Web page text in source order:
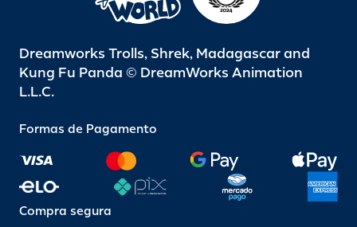
Dreamworks Trolls, Shrek, Madagascar and
Kung Fu Panda © DreamWorks Animation
L.L.C.
Formas de Pagamento
Compra segura